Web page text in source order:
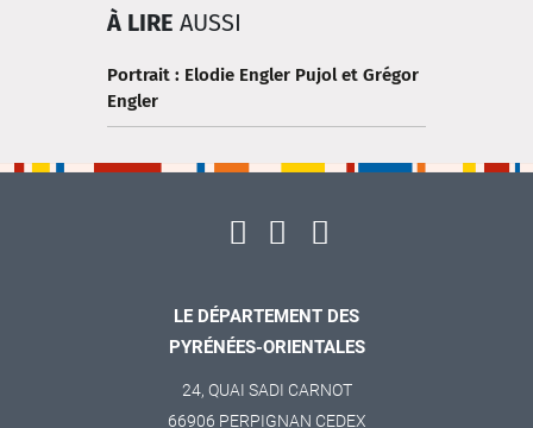
À LIRE AUSSI
Portrait : Elodie Engler Pujol et Grégor
Engler
LE DÉPARTEMENT DES
PYRÉNÉES-ORIENTALES
24, QUAI SADI CARNOT
66906 PERPIGNAN CEDEX